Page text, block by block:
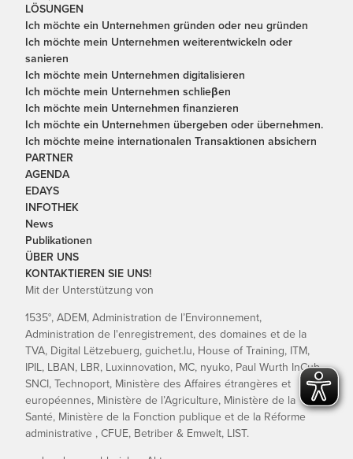
LÖSUNGEN
Ich möchte ein Unternehmen gründen oder neu gründen
Ich möchte mein Unternehmen weiterentwickeln oder
sanieren
Ich möchte mein Unternehmen digitalisieren
Ich möchte mein Unternehmen schlieβen
Ich möchte mein Unternehmen finanzieren
Ich möchte ein Unternehmen übergeben oder übernehmen.
Ich möchte meine internationalen Transaktionen absichern
PARTNER
AGENDA
EDAYS
INFOTHEK
News
Publikationen
ÜBER UNS
KONTAKTIEREN SIE UNS!
Mit der Unterstützung von
1535°, ADEM, Administration de l’Environnement,
Administration de l'enregistrement, des domaines et de la
TVA, Digital Lëtzebuerg, guichet.lu, House of Training, ITM,
IPIL, LBAN, LBR, Luxinnovation, MC, nyuko, Paul Wurth InCub,
SNCI, Technoport, Ministère des Affaires étrangères et
européennes, Ministère de l’Agriculture, Ministère de la
Santé, Ministère de la Fonction publique et de la Réforme
administrative , CFUE, Betriber & Emwelt, LIST.